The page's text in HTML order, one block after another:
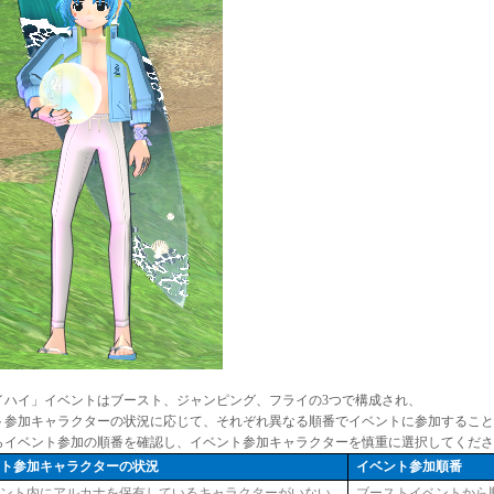
ハイ」イベントはブースト、ジャンピング、フライの3つで構成され、
参加キャラクターの状況に応じて、それぞれ異なる順番でイベントに参加すること
イベント参加の順番を確認し、イベント参加キャラクターを慎重に選択してくださ
参加キャラクターの状況
イベント参加順番